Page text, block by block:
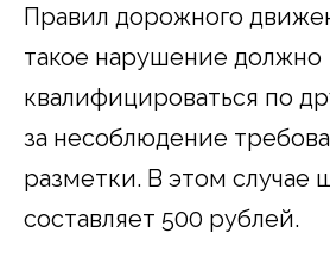
Правил дорожного
такое нарушение должно
квалифицироваться по
за несоблюдение
разметки. В этом случае
составляет 500 рублей.